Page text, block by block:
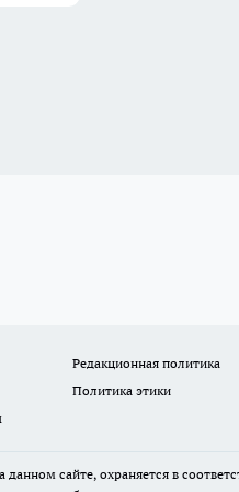
Редакционная политика
Политика этики
сайте, охраняется в